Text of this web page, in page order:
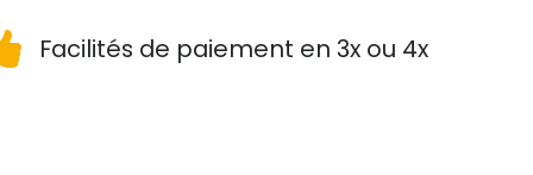
Facilités de paiement en 3x ou 4x